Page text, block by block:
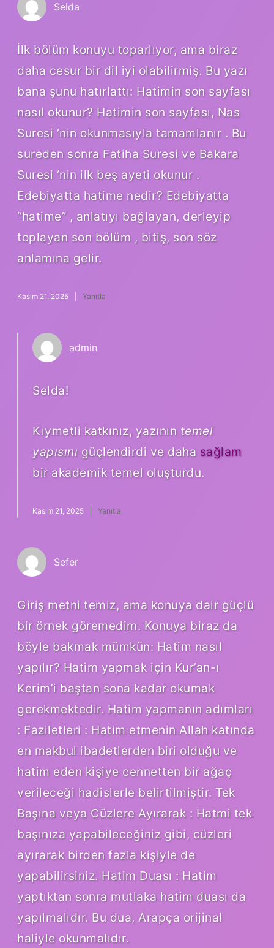
Selda
İlk bölüm konuyu toparlıyor, ama biraz
daha cesur bir dil iyi olabilirmiş. Bu yazı
bana şunu hatırlattı: Hatimin son sayfası
nasıl okunur? Hatimin son sayfası, Nas
Suresi ‘nin okunmasıyla tamamlanır . Bu
sureden sonra Fatiha Suresi ve Bakara
Suresi ‘nin ilk beş ayeti okunur .
Edebiyatta hatime nedir? Edebiyatta
“hatime” , anlatıyı bağlayan, derleyip
toplayan son bölüm , bitiş, son söz
anlamına gelir.
Kasım 21, 2025 Yanıtla
admin
Selda!
Kıymetli katkınız, yazının temel
yapısını güçlendirdi ve daha sağlam
bir akademik temel oluşturdu.
Kasım 21, 2025 Yanıtla
Sefer
Giriş metni temiz, ama konuya dair güçlü
bir örnek göremedim. Konuya biraz da
böyle bakmak mümkün: Hatim nasıl
yapılır? Hatim yapmak için Kur’an-ı
Kerim’i baştan sona kadar okumak
gerekmektedir. Hatim yapmanın adımları
: Faziletleri : Hatim etmenin Allah katında
en makbul ibadetlerden biri olduğu ve
hatim eden kişiye cennetten bir ağaç
verileceği hadislerle belirtilmiştir. Tek
Başına veya Cüzlere Ayırarak : Hatmi tek
başınıza yapabileceğiniz gibi, cüzleri
ayırarak birden fazla kişiyle de
yapabilirsiniz. Hatim Duası : Hatim
yaptıktan sonra mutlaka hatim duası da
yapılmalıdır. Bu dua, Arapça orijinal
haliyle okunmalıdır.